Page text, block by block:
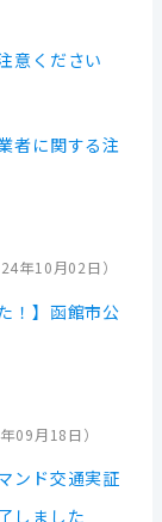
意ください
者に関する注
年10月02日 ）
！】函館市公
09月18日 ）
ンド交通実証
しました